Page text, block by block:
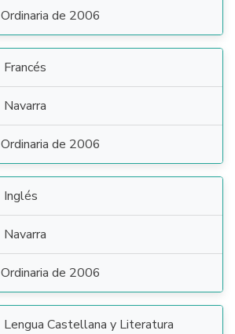
Ordinaria de 2006
Francés
Navarra
Ordinaria de 2006
Inglés
Navarra
Ordinaria de 2006
Lengua Castellana y Literatura